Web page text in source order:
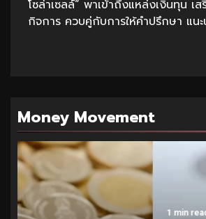
โซล่าเซลล์” พาเข้าถึงแหล่งเงินทุน เ
กิจการ ควบคู่กับการให้คำปรึกษา แนะ
Money Movement
1 min read